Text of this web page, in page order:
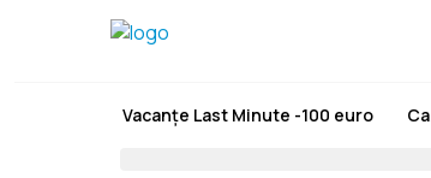
Vacanțe Last Minute -100 euro